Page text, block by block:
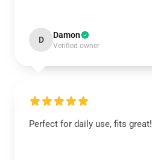
D Damon
Verified owner
Perfect for daily use, fits great!